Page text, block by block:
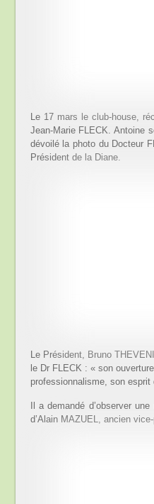
Le 17 mars le club-house,
Jean-Marie FLECK. Antoine
dévoilé la photo du Docteur
Président de la Diane.
Le Président, Bruno
le Dr FLECK : « son
professionnalisme, son esprit
Il a demandé d’observer
d’Alain MAZUEL, ancien